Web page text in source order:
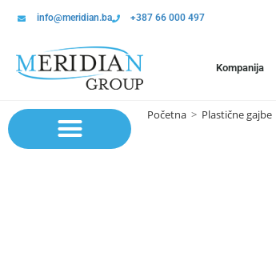
info@meridian.ba +387 66 000 497
Kompanija
Početna > Plastične gajbe